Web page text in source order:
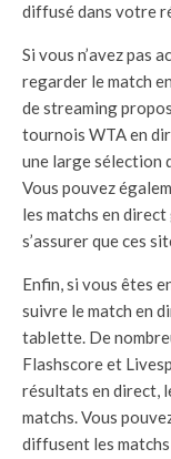
diffusé dans votre
Si vous n’avez pas
regarder le match
de streaming
tournois WTA en
une large sélection
Vous pouvez
les matchs en
s’assurer que ces
Enfin, si vous êtes
suivre le match en
tablette. De
Flashscore et
résultats en direct,
matchs. Vous
diffusent les